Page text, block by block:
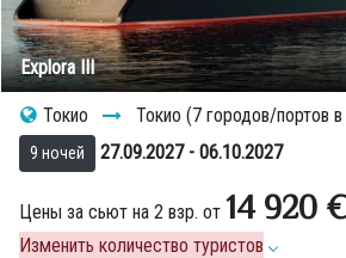
Explora III
Токио Токио (7 городов/портов в
9 ночей 27.09.2027 - 06.10.2027
Цены за сьют на 2 взр. от 14 920
Изменить количество туристов